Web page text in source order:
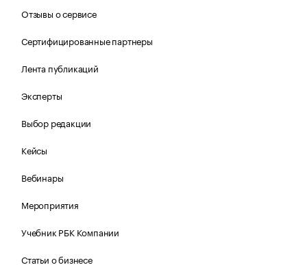
Отзывы о сервисе
Сертифицированные партнеры
Лента публикаций
Эксперты
Выбор редакции
Кейсы
Вебинары
Мероприятия
Учебник РБК Компании
Статьи о бизнесе